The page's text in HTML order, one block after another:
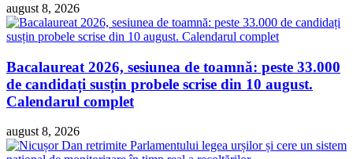
august 8, 2026
Bacalaureat 2026, sesiunea de toamnă: peste 33.000
de candidați susțin probele scrise din 10 august.
Calendarul complet
august 8, 2026